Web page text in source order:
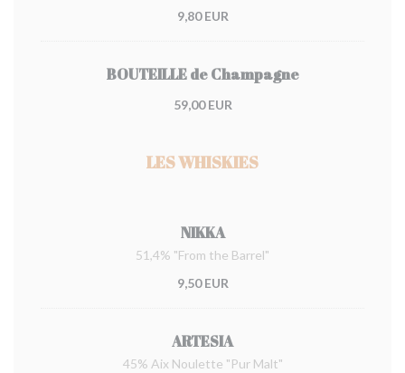
9,80 EUR
BOUTEILLE de Champagne
59,00 EUR
LES WHISKIES
NIKKA
51,4% "From the Barrel"
9,50 EUR
ARTESIA
45% Aix Noulette "Pur Malt"